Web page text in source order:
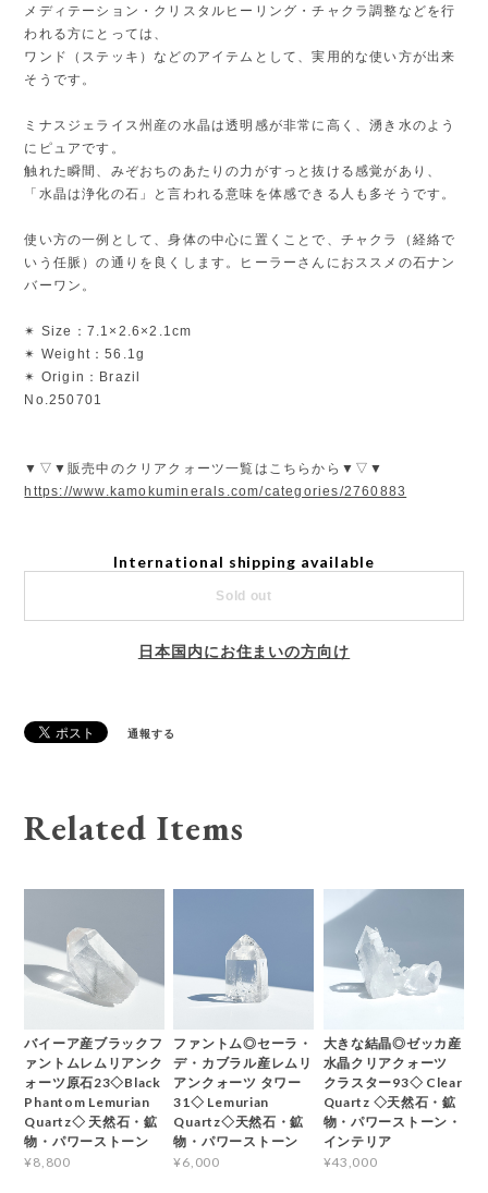
メディテーション・クリスタルヒーリング・チャクラ調整などを行
われる方にとっては、
ワンド（ステッキ）などのアイテムとして、実用的な使い方が出来
そうです。
ミナスジェライス州産の水晶は透明感が非常に高く、湧き水のよう
にピュアです。
触れた瞬間、みぞおちのあたりの力がすっと抜ける感覚があり、
「水晶は浄化の石」と言われる意味を体感できる人も多そうです。
使い方の一例として、身体の中心に置くことで、チャクラ（経絡で
いう任脈）の通りを良くします。ヒーラーさんにおススメの石ナン
バーワン。
✴︎ Size：7.1×2.6×2.1cm
✴︎ Weight：56.1g
✴︎ Origin：Brazil
No.250701
▼▽▼販売中のクリアクォーツ一覧はこちらから▼▽▼
https://www.kamokuminerals.com/categories/2760883
International shipping available
Sold out
日本国内にお住まいの方向け
通報する
Related Items
バイーア産ブラックフ
ァントムレムリアンク
ォーツ原石23◇Black
Phantom Lemurian
Quartz◇ 天然石・鉱
物・パワーストーン
¥8,800
ファントム◎セーラ・
デ・カブラル産レムリ
アンクォーツ タワー
31◇ Lemurian
Quartz◇天然石・鉱
物・パワーストーン
¥6,000
大きな結晶◎ゼッカ産
水晶クリアクォーツ
クラスター93◇ Clear
Quartz ◇天然石・鉱
物・パワーストーン・
インテリア
¥43,000